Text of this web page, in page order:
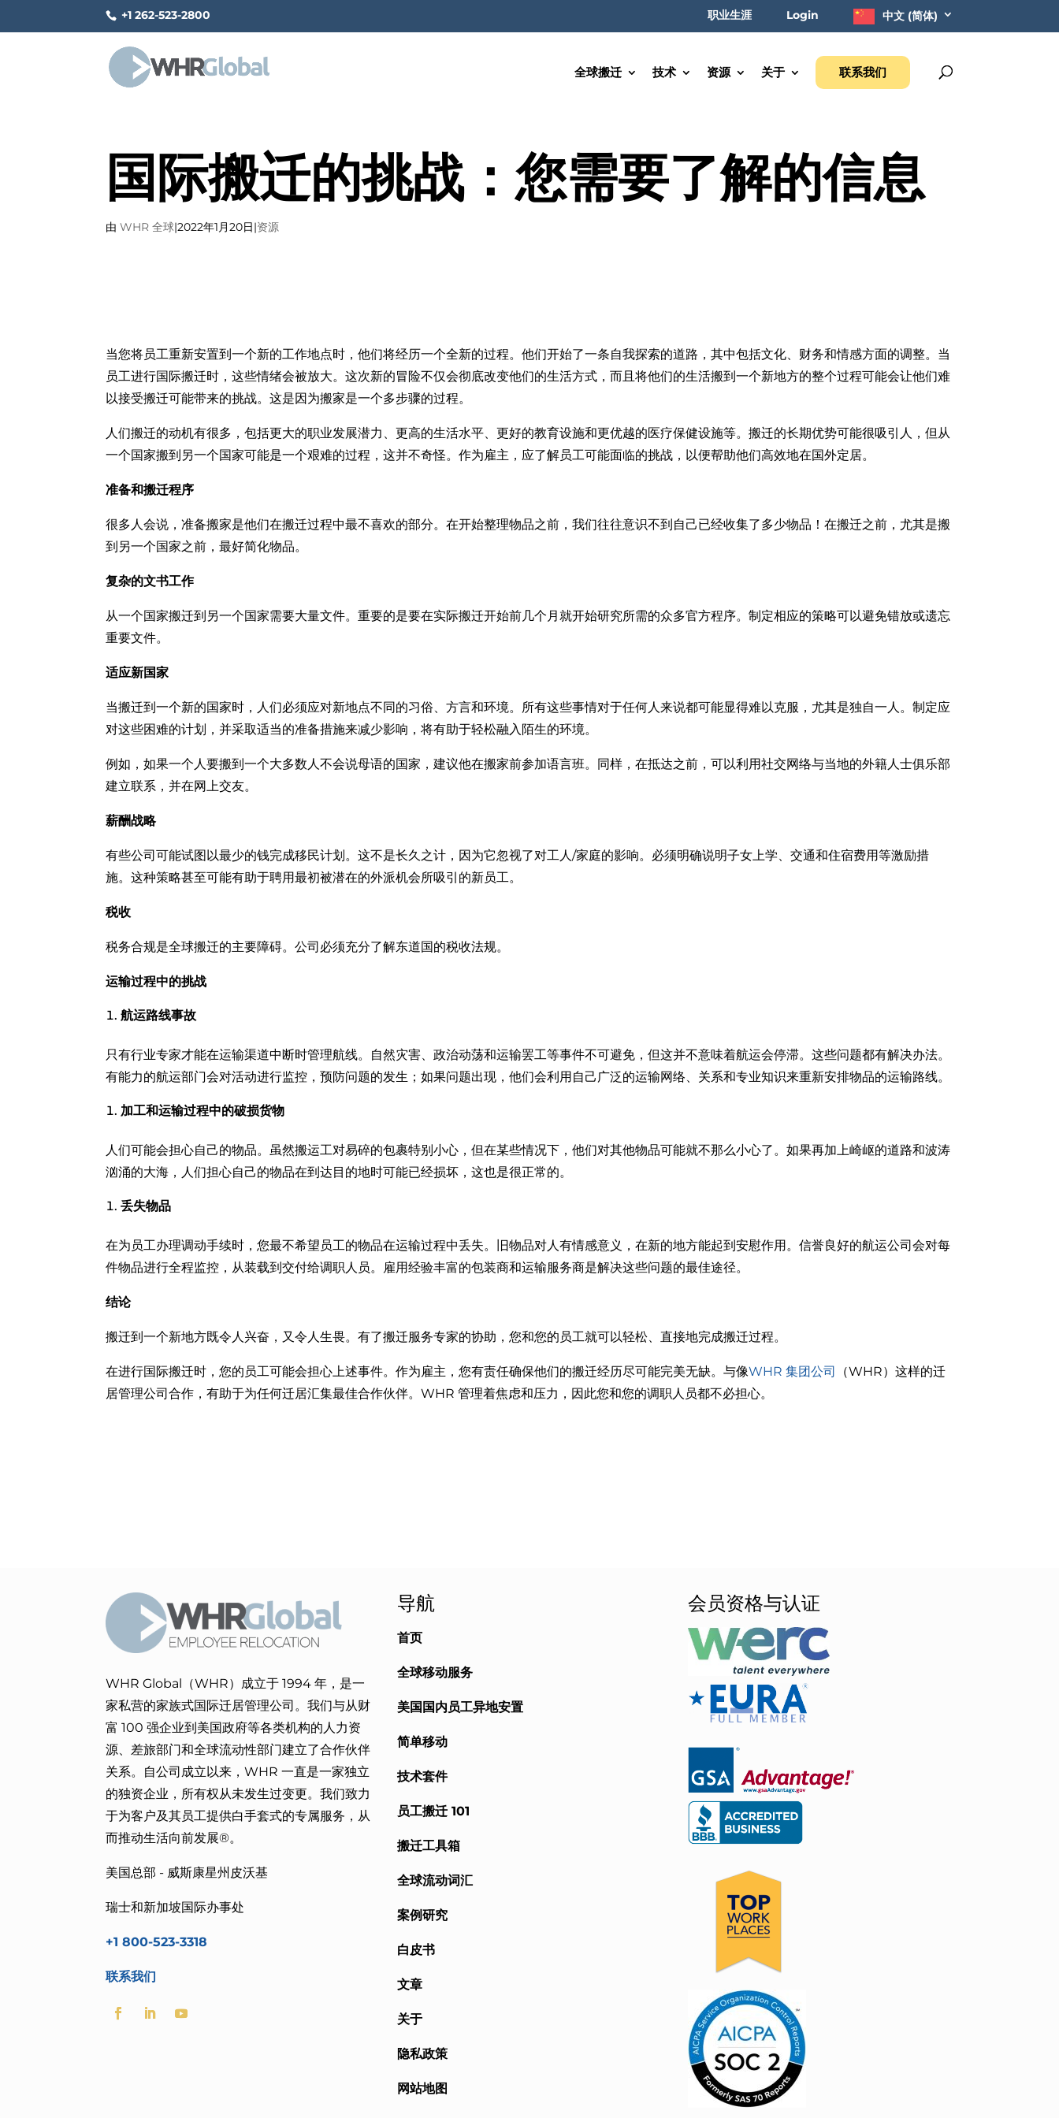
+1 262-523-2800 职业生涯 Login 中文 (简体)
全球搬迁 技术 资源 关于 联系我们
国际搬迁的挑战：您需要了解的信息
由WHR 全球|2022年1月20日|资源
当您将员工重新安置到一个新的工作地点时，他们将经历一个全新的过程。他们开始了一条自我探索的道路，其中包括文化、财务和情感方面的调整。当
员工进行国际搬迁时，这些情绪会被放大。这次新的冒险不仅会彻底改变他们的生活方式，而且将他们的生活搬到一个新地方的整个过程可能会让他们难
以接受搬迁可能带来的挑战。这是因为搬家是一个多步骤的过程。
人们搬迁的动机有很多，包括更大的职业发展潜力、更高的生活水平、更好的教育设施和更优越的医疗保健设施等。搬迁的长期优势可能很吸引人，但从
一个国家搬到另一个国家可能是一个艰难的过程，这并不奇怪。作为雇主，应了解员工可能面临的挑战，以便帮助他们高效地在国外定居。
准备和搬迁程序
很多人会说，准备搬家是他们在搬迁过程中最不喜欢的部分。在开始整理物品之前，我们往往意识不到自己已经收集了多少物品！在搬迁之前，尤其是搬
到另一个国家之前，最好简化物品。
复杂的文书工作
从一个国家搬迁到另一个国家需要大量文件。重要的是要在实际搬迁开始前几个月就开始研究所需的众多官方程序。制定相应的策略可以避免错放或遗忘
重要文件。
适应新国家
当搬迁到一个新的国家时，人们必须应对新地点不同的习俗、方言和环境。所有这些事情对于任何人来说都可能显得难以克服，尤其是独自一人。制定应
对这些困难的计划，并采取适当的准备措施来减少影响，将有助于轻松融入陌生的环境。
例如，如果一个人要搬到一个大多数人不会说母语的国家，建议他在搬家前参加语言班。同样，在抵达之前，可以利用社交网络与当地的外籍人士俱乐部
建立联系，并在网上交友。
薪酬战略
有些公司可能试图以最少的钱完成移民计划。这不是长久之计，因为它忽视了对工人/家庭的影响。必须明确说明子女上学、交通和住宿费用等激励措
施。这种策略甚至可能有助于聘用最初被潜在的外派机会所吸引的新员工。
税收
税务合规是全球搬迁的主要障碍。公司必须充分了解东道国的税收法规。
运输过程中的挑战
航运路线事故
只有行业专家才能在运输渠道中断时管理航线。自然灾害、政治动荡和运输罢工等事件不可避免，但这并不意味着航运会停滞。这些问题都有解决办法。
有能力的航运部门会对活动进行监控，预防问题的发生；如果问题出现，他们会利用自己广泛的运输网络、关系和专业知识来重新安排物品的运输路线。
加工和运输过程中的破损货物
人们可能会担心自己的物品。虽然搬运工对易碎的包裹特别小心，但在某些情况下，他们对其他物品可能就不那么小心了。如果再加上崎岖的道路和波涛
汹涌的大海，人们担心自己的物品在到达目的地时可能已经损坏，这也是很正常的。
丢失物品
在为员工办理调动手续时，您最不希望员工的物品在运输过程中丢失。旧物品对人有情感意义，在新的地方能起到安慰作用。信誉良好的航运公司会对每
件物品进行全程监控，从装载到交付给调职人员。雇用经验丰富的包装商和运输服务商是解决这些问题的最佳途径。
结论
搬迁到一个新地方既令人兴奋，又令人生畏。有了搬迁服务专家的协助，您和您的员工就可以轻松、直接地完成搬迁过程。
在进行国际搬迁时，您的员工可能会担心上述事件。作为雇主，您有责任确保他们的搬迁经历尽可能完美无缺。与像WHR 集团公司
（WHR）这样的迁
居管理公司合作，有助于为任何迁居汇集最佳合作伙伴。WHR 管理着焦虑和压力，因此您和您的调职人员都不必担心。
WHR Global（WHR）成立于 1994 年，是一
家私营的家族式国际迁居管理公司。我们与从财
富 100 强企业到美国政府等各类机构的人力资
源、差旅部门和全球流动性部门建立了合作伙伴
关系。自公司成立以来，WHR 一直是一家独立
的独资企业，所有权从未发生过变更。我们致力
于为客户及其员工提供白手套式的专属服务，从
而推动生活向前发展®。
美国总部 - 威斯康星州皮沃基
瑞士和新加坡国际办事处
+1 800-523-3318
联系我们
导航
首页
全球移动服务
美国国内员工异地安置
简单移动
技术套件
员工搬迁 101
搬迁工具箱
全球流动词汇
案例研究
白皮书
文章
关于
隐私政策
网站地图
会员资格与认证